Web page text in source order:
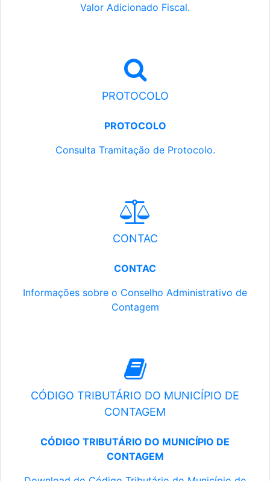
Valor Adicionado Fiscal.
PROTOCOLO
PROTOCOLO
Consulta Tramitação de Protocolo.
CONTAC
CONTAC
Informações sobre o Conselho Administrativo de
Contagem
CÓDIGO TRIBUTÁRIO DO MUNICÍPIO DE
CONTAGEM
CÓDIGO TRIBUTÁRIO DO MUNICÍPIO DE
CONTAGEM